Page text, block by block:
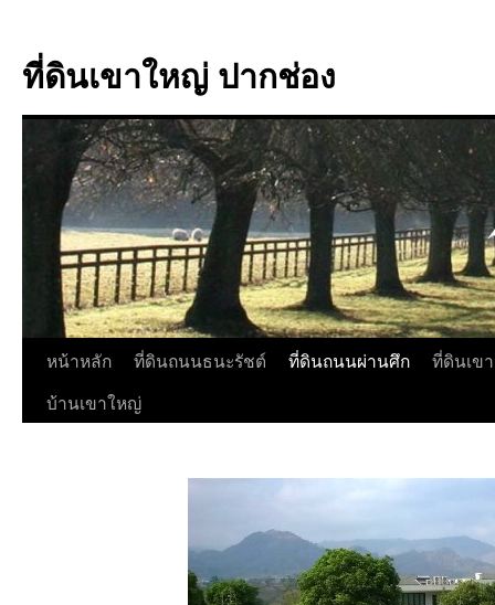
ที่ดินเขาใหญ่ ปากช่อง
หน้าหลัก ที่ดินถนนธนะรัชต์ ที่ดินถนนผ่านศึก
ที่ดินเข
บ้านเขาใหญ่